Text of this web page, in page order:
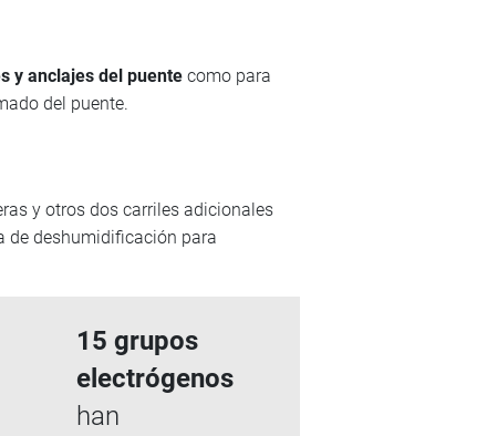
y anclajes del puentecomo para
del puente.
y otros dos carriles adicionales
de deshumidificación para
15 grupos
electrógenos
han